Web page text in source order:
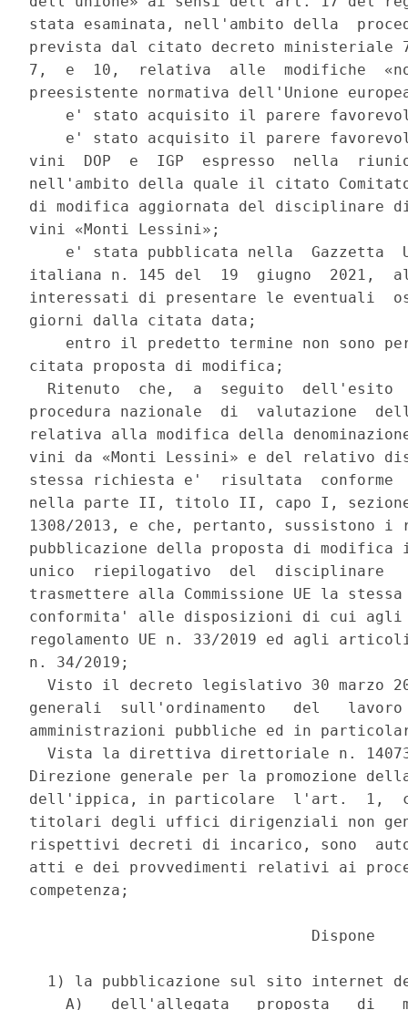
stata esaminata, nell'ambito della
prevista dal citato decreto ministeriale
7,  e  10,  relativa  alle  modifiche
preesistente normativa dell'Unione
e' stato acquisito il parere
e' stato acquisito il parere
vini  DOP  e  IGP  espresso  nella
nell'ambito della quale il citato
di modifica aggiornata del disciplinare
vini «Monti Lessini»;
e' stata pubblicata nella  Gazzetta
italiana n. 145 del  19  giugno  2021,
interessati di presentare le eventuali
giorni dalla citata data;
entro il predetto termine non sono
citata proposta di modifica;
Ritenuto  che,  a  seguito  dell'esito
procedura nazionale  di  valutazione
relativa alla modifica della
vini da «Monti Lessini» e del relativo
stessa richiesta e'  risultata
nella parte II, titolo II, capo I, sezione
1308/2013, e che, pertanto, sussistono
pubblicazione della proposta di modifica
unico  riepilogativo  del  disciplinare
trasmettere alla Commissione UE la
conformita' alle disposizioni di cui
regolamento UE n. 33/2019 ed agli
n. 34/2019;
Visto il decreto legislativo 30 marzo
generali  sull'ordinamento   del
amministrazioni pubbliche ed in
Vista la direttiva direttoriale n.
Direzione generale per la promozione
dell'ippica, in particolare  l'art.  1,
titolari degli uffici dirigenziali non
rispettivi decreti di incarico, sono
atti e dei provvedimenti relativi ai
competenza;
                               Dispone
1) la pubblicazione sul sito internet
A)   dell'allegata   proposta   di